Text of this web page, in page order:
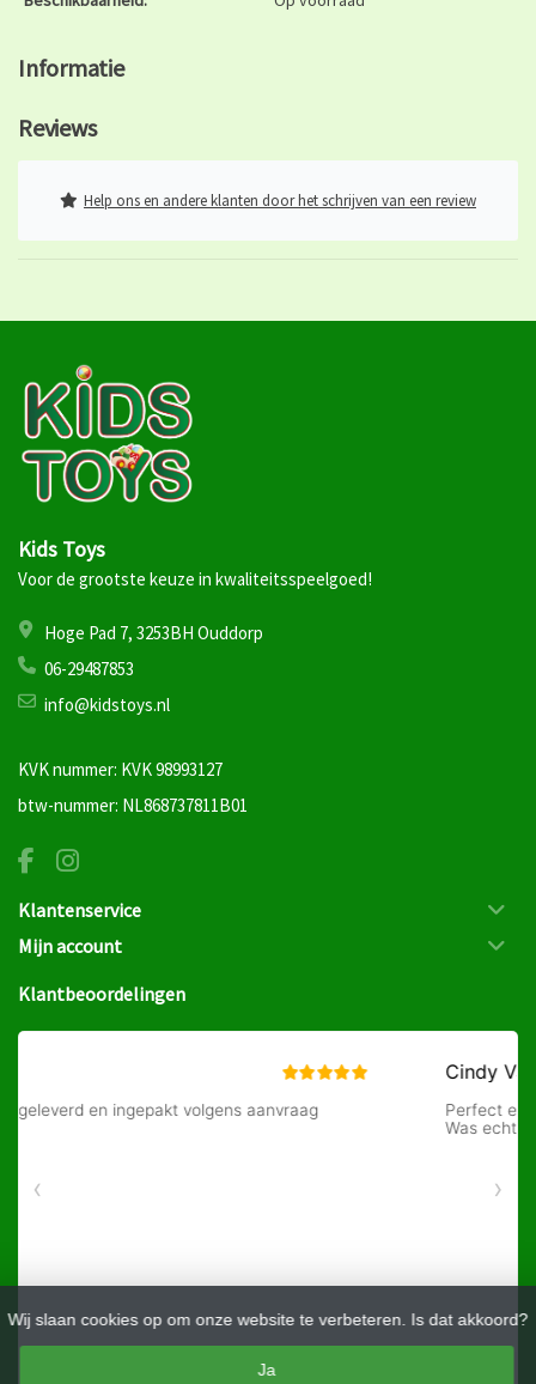
Wij slaan cookies op om onze website te verbeteren. Is dat akkoord?
Ja
Informatie
Reviews
Help ons en andere klanten door het schrijven van een review
Kids Toys
Voor de grootste keuze in kwaliteitsspeelgoed!
Hoge Pad 7, 3253BH Ouddorp
06-29487853
info@kidstoys.nl
KVK nummer: KVK 98993127
btw-nummer: NL868737811B01
Klantenservice
Mijn account
Klantbeoordelingen